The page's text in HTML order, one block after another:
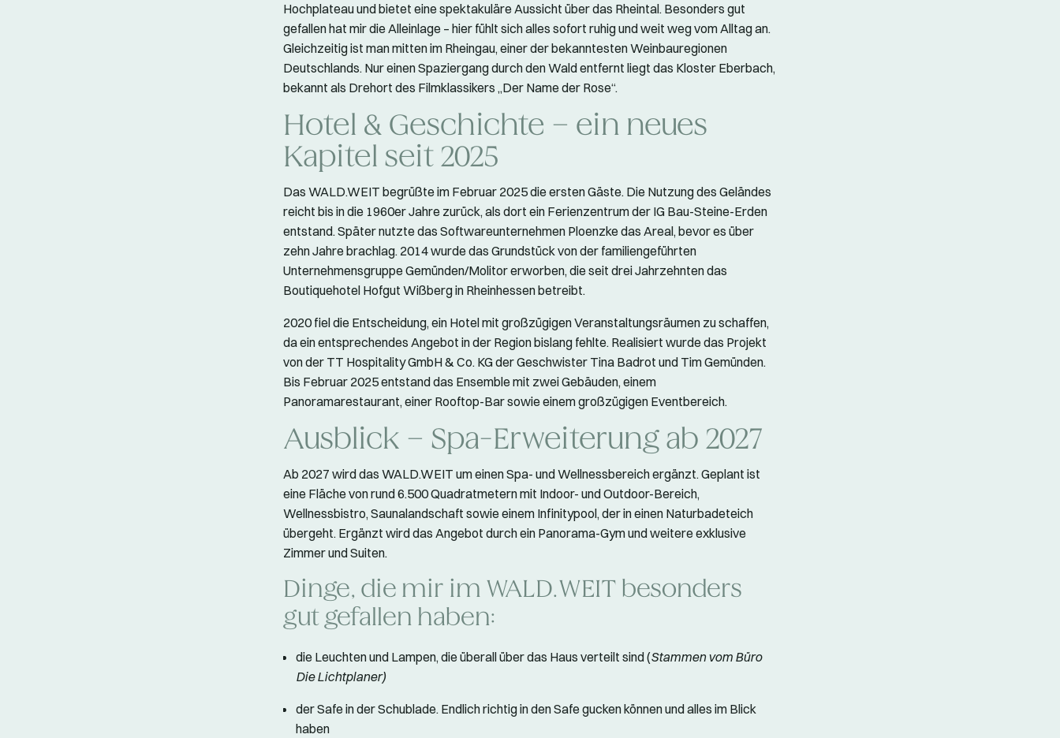
Hochplateau und bietet eine spektakuläre Aussicht über das Rheintal. Besonders gut
gefallen hat mir die Alleinlage – hier fühlt sich alles sofort ruhig und weit weg vom Alltag an.
Gleichzeitig ist man mitten im Rheingau, einer der bekanntesten Weinbauregionen
Deutschlands. Nur einen Spaziergang durch den Wald entfernt liegt das Kloster Eberbach,
bekannt als Drehort des Filmklassikers „Der Name der Rose“.
Hotel & Geschichte – ein neues
Kapitel seit 2025
Das WALD.WEIT begrüßte im Februar 2025 die ersten Gäste. Die Nutzung des Geländes
reicht bis in die 1960er Jahre zurück, als dort ein Ferienzentrum der IG Bau-Steine-Erden
entstand. Später nutzte das Softwareunternehmen Ploenzke das Areal, bevor es über
zehn Jahre brachlag. 2014 wurde das Grundstück von der familiengeführten
Unternehmensgruppe Gemünden/Molitor erworben, die seit drei Jahrzehnten das
Boutiquehotel Hofgut Wißberg in Rheinhessen betreibt.
2020 fiel die Entscheidung, ein Hotel mit großzügigen Veranstaltungsräumen zu schaffen,
da ein entsprechendes Angebot in der Region bislang fehlte. Realisiert wurde das Projekt
von der TT Hospitality GmbH & Co. KG der Geschwister Tina Badrot und Tim Gemünden.
Bis Februar 2025 entstand das Ensemble mit zwei Gebäuden, einem
Panoramarestaurant, einer Rooftop-Bar sowie einem großzügigen Eventbereich.
Ausblick – Spa-Erweiterung ab 2027
Ab 2027 wird das WALD.WEIT um einen Spa- und Wellnessbereich ergänzt. Geplant ist
eine Fläche von rund 6.500 Quadratmetern mit Indoor- und Outdoor-Bereich,
Wellnessbistro, Saunalandschaft sowie einem Infinitypool, der in einen Naturbadeteich
übergeht. Ergänzt wird das Angebot durch ein Panorama-Gym und weitere exklusive
Zimmer und Suiten.
Dinge, die mir im WALD.WEIT besonders
gut gefallen haben:
die Leuchten und Lampen, die überall über das Haus verteilt sind (Stammen vom Büro
Die Lichtplaner)
der Safe in der Schublade. Endlich richtig in den Safe gucken können und alles im Blick
haben